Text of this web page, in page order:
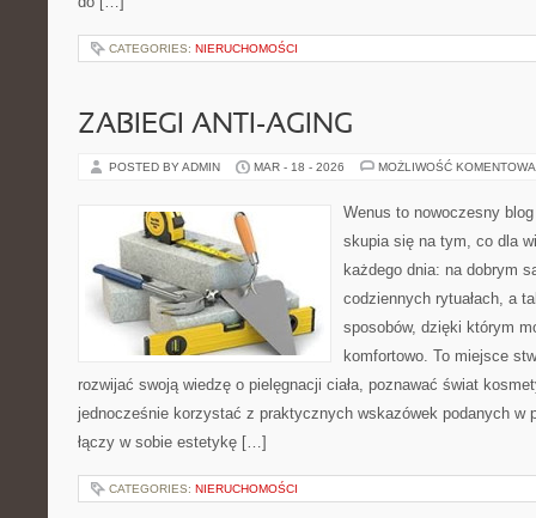
CATEGORIES: NIERUCHOMOŚCI
ZABIEGI ANTI-AGING
POSTED BY ADMIN MAR - 18 - 2026 MOŻLIWOŚĆ
Wenus to nowoczesny
skupia się na tym, co dla
każdego dnia: na dobrym
codziennych rytuałach, a
sposobów, dzięki którym
komfortowo. To miejsce
rozwijać swoją wiedzę o pielęgnacji ciała, poznawać świat
jednocześnie korzystać z praktycznych wskazówek podanych w
łączy w sobie estetykę […]
CATEGORIES: NIERUCHOMOŚCI